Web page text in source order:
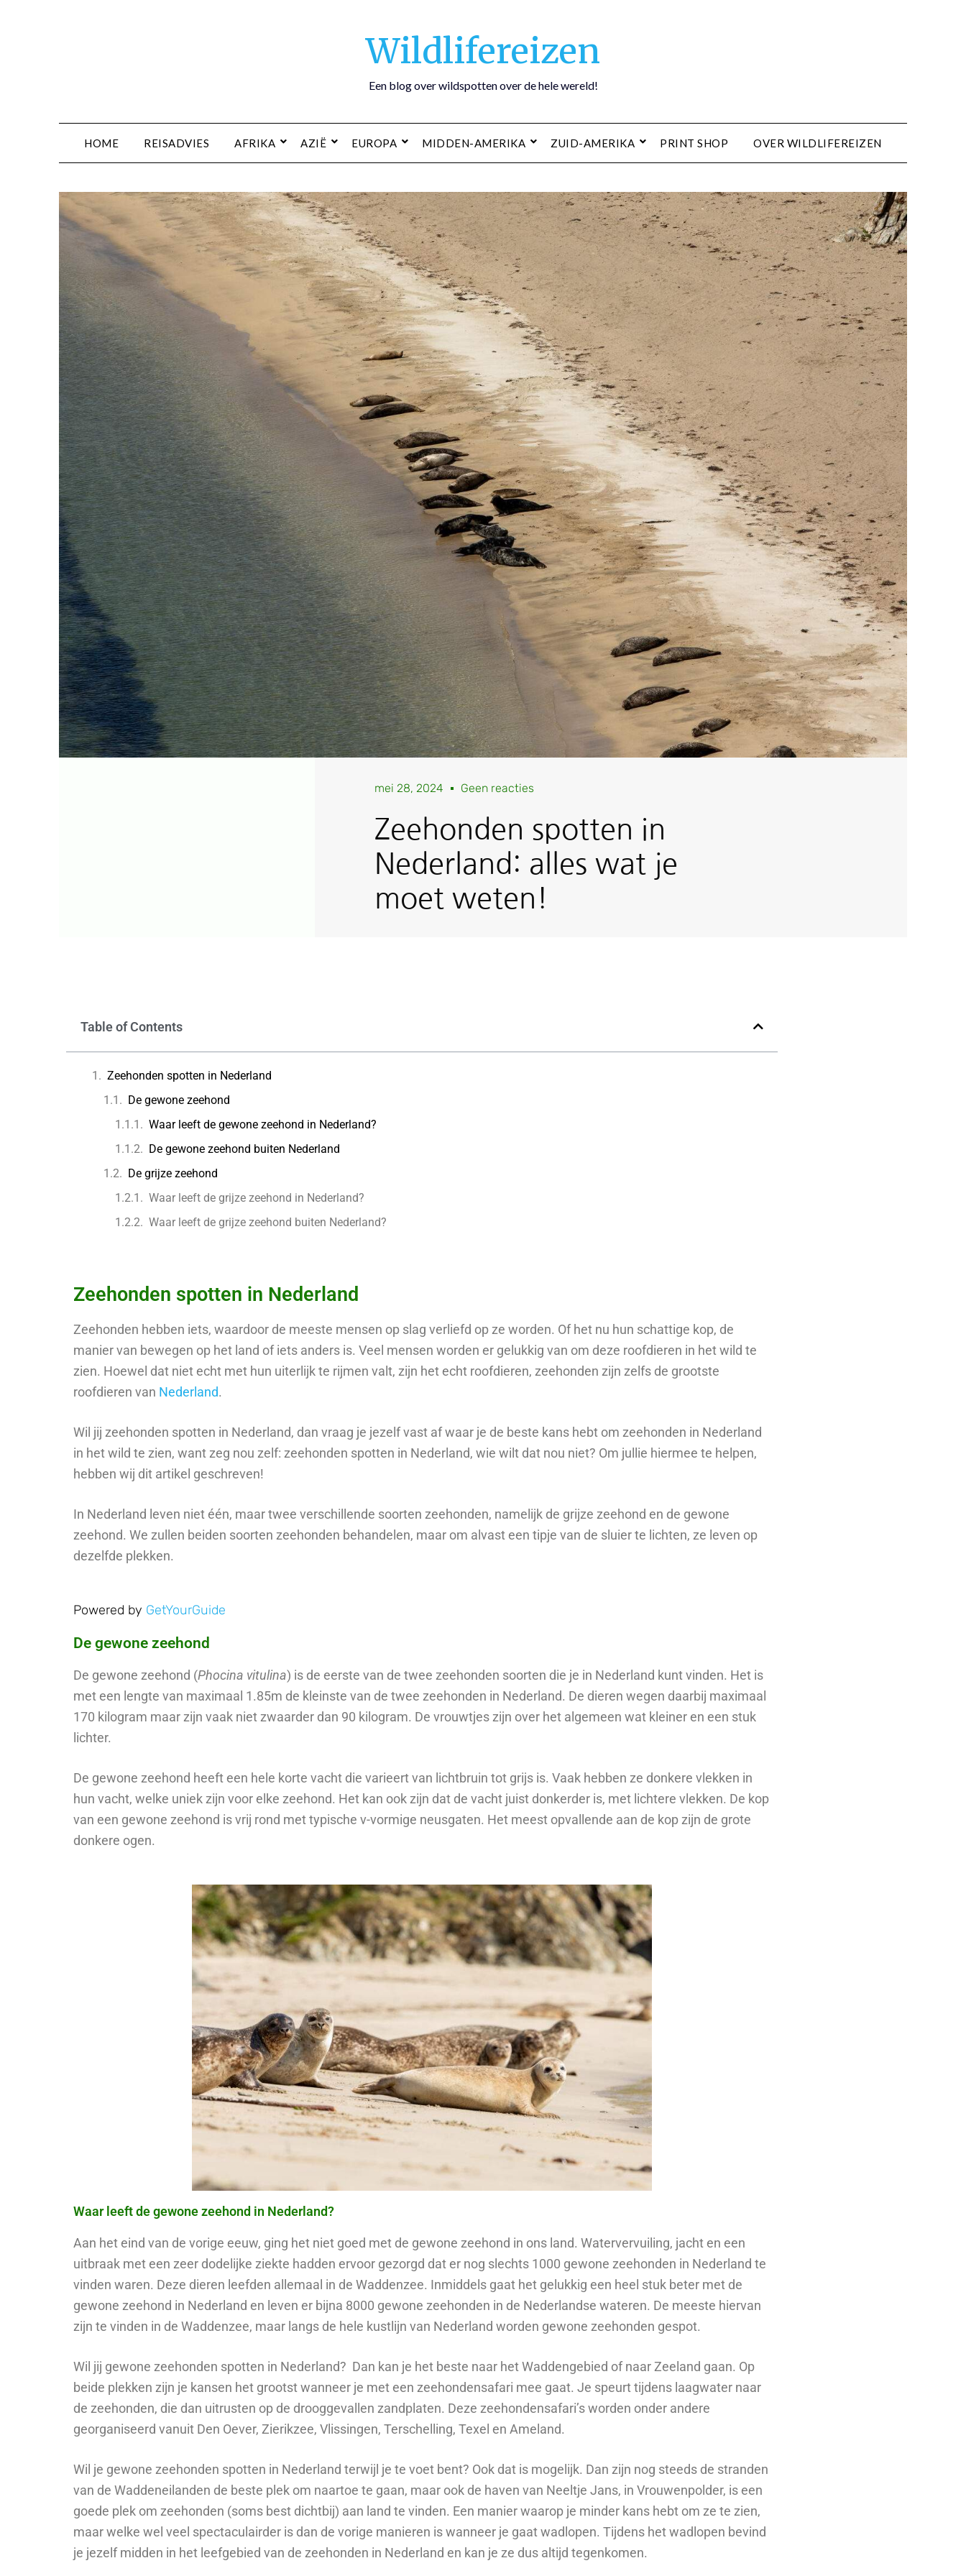
Wildlifereizen
Een blog over wildspotten over de hele wereld!
HOME REISADVIES AFRIKA AZIË EUROPA MIDDEN-AMERIKA ZUID-AMERIKA PRINT SHOP OVER WILDLIFEREIZEN
mei 28, 2024 Geen reacties
Zeehonden spotten in
Nederland: alles wat je
moet weten!
Table of Contents
Zeehonden spotten in Nederland
De gewone zeehond
Waar leeft de gewone zeehond in Nederland?
De gewone zeehond buiten Nederland
De grijze zeehond
Waar leeft de grijze zeehond in Nederland?
Waar leeft de grijze zeehond buiten Nederland?
Zeehonden spotten in Nederland
Zeehonden hebben iets, waardoor de meeste mensen op slag verliefd op ze worden. Of het nu hun schattige kop, de
manier van bewegen op het land of iets anders is. Veel mensen worden er gelukkig van om deze roofdieren in het wild te
zien. Hoewel dat niet echt met hun uiterlijk te rijmen valt, zijn het echt roofdieren, zeehonden zijn zelfs de grootste
roofdieren van Nederland.
Wil jij zeehonden spotten in Nederland, dan vraag je jezelf vast af waar je de beste kans hebt om zeehonden in Nederland
in het wild te zien, want zeg nou zelf: zeehonden spotten in Nederland, wie wilt dat nou niet? Om jullie hiermee te helpen,
hebben wij dit artikel geschreven!
In Nederland leven niet één, maar twee verschillende soorten zeehonden, namelijk de grijze zeehond en de gewone
zeehond. We zullen beiden soorten zeehonden behandelen, maar om alvast een tipje van de sluier te lichten, ze leven op
dezelfde plekken.
Powered by GetYourGuide
De gewone zeehond
De gewone zeehond (Phocina vitulina) is de eerste van de twee zeehonden soorten die je in Nederland kunt vinden. Het is
met een lengte van maximaal 1.85m de kleinste van de twee zeehonden in Nederland. De dieren wegen daarbij maximaal
170 kilogram maar zijn vaak niet zwaarder dan 90 kilogram. De vrouwtjes zijn over het algemeen wat kleiner en een stuk
lichter.
De gewone zeehond heeft een hele korte vacht die varieert van lichtbruin tot grijs is. Vaak hebben ze donkere vlekken in
hun vacht, welke uniek zijn voor elke zeehond. Het kan ook zijn dat de vacht juist donkerder is, met lichtere vlekken. De kop
van een gewone zeehond is vrij rond met typische v-vormige neusgaten. Het meest opvallende aan de kop zijn de grote
donkere ogen.
Waar leeft de gewone zeehond in Nederland?
Aan het eind van de vorige eeuw, ging het niet goed met de gewone zeehond in ons land. Watervervuiling, jacht en een
uitbraak met een zeer dodelijke ziekte hadden ervoor gezorgd dat er nog slechts 1000 gewone zeehonden in Nederland te
vinden waren. Deze dieren leefden allemaal in de Waddenzee. Inmiddels gaat het gelukkig een heel stuk beter met de
gewone zeehond in Nederland en leven er bijna 8000 gewone zeehonden in de Nederlandse wateren. De meeste hiervan
zijn te vinden in de Waddenzee, maar langs de hele kustlijn van Nederland worden gewone zeehonden gespot.
Wil jij gewone zeehonden spotten in Nederland? Dan kan je het beste naar het Waddengebied of naar Zeeland gaan. Op
beide plekken zijn je kansen het grootst wanneer je met een zeehondensafari mee gaat. Je speurt tijdens laagwater naar
de zeehonden, die dan uitrusten op de drooggevallen zandplaten. Deze zeehondensafari’s worden onder andere
georganiseerd vanuit Den Oever, Zierikzee, Vlissingen, Terschelling, Texel en Ameland.
Wil je gewone zeehonden spotten in Nederland terwijl je te voet bent? Ook dat is mogelijk. Dan zijn nog steeds de stranden
van de Waddeneilanden de beste plek om naartoe te gaan, maar ook de haven van Neeltje Jans, in Vrouwenpolder, is een
goede plek om zeehonden (soms best dichtbij) aan land te vinden. Een manier waarop je minder kans hebt om ze te zien,
maar welke wel veel spectaculairder is dan de vorige manieren is wanneer je gaat wadlopen. Tijdens het wadlopen bevind
je jezelf midden in het leefgebied van de zeehonden in Nederland en kan je ze dus altijd tegenkomen.